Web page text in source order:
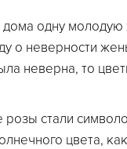
одну молодую
о неверности
неверна, то
розы стали
цвета,